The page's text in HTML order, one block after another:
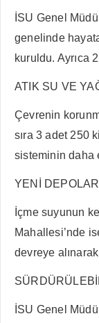
İSU Genel
genelinde
kuruldu. Ayrıca
ATIK SU VE
Çevrenin
sıra 3 adet 250
sisteminin daha
YENİ
İçme suyunun
Mahallesi’nde
devreye
İSU Genel